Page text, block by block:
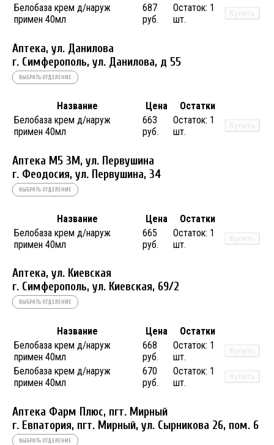
Белобаза крем д/наруж
примен 40мл
687
руб.
Остаток: 1
шт.
Купить
Аптека, ул. Данилова
г. Симферополь, ул. Данилова, д 55
ВЫБРАТЬ ОТДЕЛЕНИЕ
Название Цена
Остатки
Белобаза крем д/наруж
примен 40мл
663
руб.
Остаток: 1
шт.
Купить
Аптека М5 3М, ул. Первушина
г. Феодосия, ул. Первушина, 34
ВЫБРАТЬ ОТДЕЛЕНИЕ
Название Цена
Остатки
Белобаза крем д/наруж
примен 40мл
665
руб.
Остаток: 1
шт.
Купить
Аптека, ул. Киевская
г. Симферополь, ул. Киевская, 69/2
ВЫБРАТЬ ОТДЕЛЕНИЕ
Название Цена
Остатки
Белобаза крем д/наруж
примен 40мл
668
руб.
Остаток: 1
шт.
Купить
Белобаза крем д/наруж
примен 40мл
670
руб.
Остаток: 1
шт.
Купить
Аптека Фарм Плюс, пгт. Мирный
г. Евпатория, пгт. Мирный, ул. Сырникова 26, пом. 6
ВЫБРАТЬ ОТДЕЛЕНИЕ